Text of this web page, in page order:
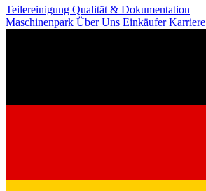
Teilereinigung Qualität & Dokumentation
Maschinenpark Über Uns EinkäuferKarriere